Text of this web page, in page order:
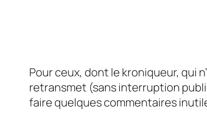
Pour ceux, dont le kroniqueur, qui
retransmet (sans interruption
faire quelques commentaires